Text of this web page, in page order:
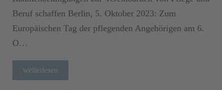
Beruf schaffen Berlin, 5. Oktober 2023: Zum
Europäischen Tag der pflegenden Angehörigen am 6.
O…
weiterlesen